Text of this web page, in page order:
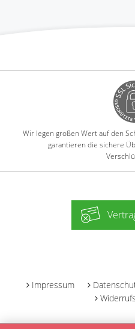
Wir legen großen Wert auf den
garantieren die sichere
Impressum